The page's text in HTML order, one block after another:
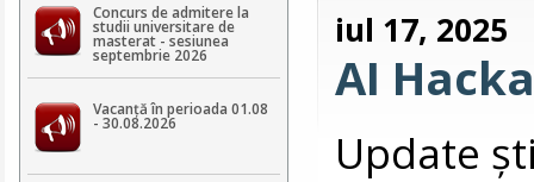
Concurs de admitere la
studii universitare de
masterat - sesiunea
septembrie 2026
Vacanță în perioada 01.08
- 30.08.2026
iul 17, 2025
AI
Update